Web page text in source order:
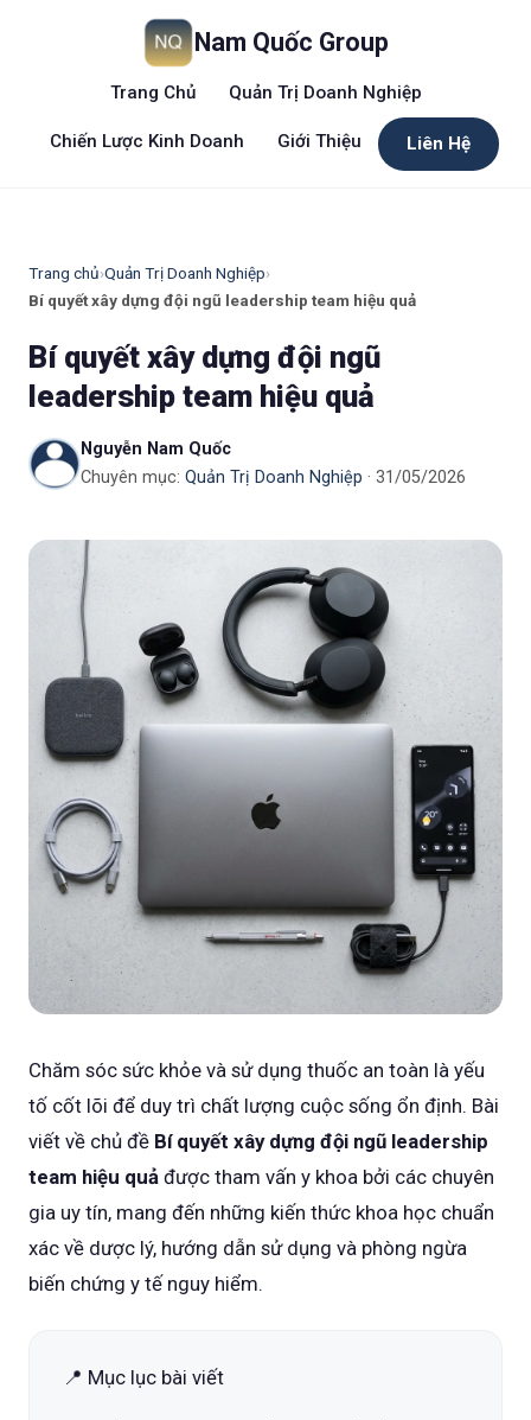
Nam Quốc Group
Trang Chủ Quản Trị Doanh Nghiệp
Chiến Lược Kinh Doanh Giới Thiệu Liên Hệ
Trang chủ›Quản Trị Doanh Nghiệp›
Bí quyết xây dựng đội ngũ leadership team hiệu quả
Bí quyết xây dựng đội ngũ
leadership team hiệu quả
Nguyễn Nam Quốc
Chuyên mục: Quản Trị Doanh Nghiệp · 31/05/2026
Chăm sóc sức khỏe và sử dụng thuốc an toàn là yếu
tố cốt lõi để duy trì chất lượng cuộc sống ổn định. Bài
viết về chủ đề Bí quyết xây dựng đội ngũ leadership
team hiệu quả được tham vấn y khoa bởi các chuyên
gia uy tín, mang đến những kiến thức khoa học chuẩn
xác về dược lý, hướng dẫn sử dụng và phòng ngừa
biến chứng y tế nguy hiểm.
📍 Mục lục bài viết